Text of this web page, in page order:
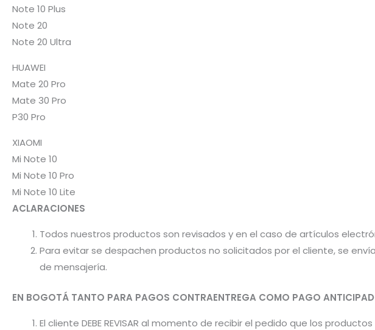
Note 10 Plus
Note 20
Note 20 Ultra
HUAWEI
Mate 20 Pro
Mate 30 Pro
P30 Pro
XIAOMI
Mi Note 10
Mi Note 10 Pro
Mi Note 10 Lite
ACLARACIONES
Todos nuestros productos son revisados y en el caso de artículos
Para evitar se despachen productos no solicitados por el cliente, se
de mensajería.
EN BOGOTÁ TANTO PARA PAGOS CONTRAENTREGA COMO PAGO
El cliente DEBE REVISAR al momento de recibir el pedido que los